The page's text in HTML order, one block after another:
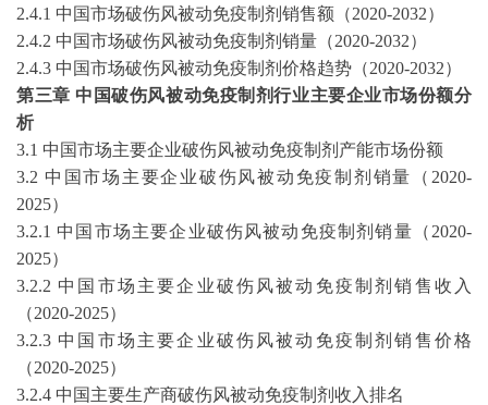
2.4.1 中国市场破伤风被动免疫制剂 销售额（2020-2032）
2.4.2 中国市场破伤风被动免疫制剂 销量（2020-2032）
2.4.3 中国市场破伤风被动免疫制剂 价格趋势（2020-2032）
第三章 中国破伤风被动免疫制剂行业主要企业市场份额分
析
3.1 中国市场主要企业破伤风被动免疫制剂 产能市场份额
3.2 中国市场主要企业破伤风被动免疫制剂 销量（ 2020-
2025）
3.2.1 中国市场主要企业破伤风被动免疫制剂销量（ 2020-
2025）
3.2.2 中国市场主要企业破伤风被动免疫制剂销售收入
（2020-2025）
3.2.3 中国市场主要企业破伤风被动免疫制剂销售价格
（2020-2025）
3.2.4 中国主要生产商破伤风被动免疫制剂 收入排名